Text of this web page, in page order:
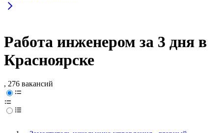
Работа инженером за 3 дня в
Красноярске
, 276 вакансий